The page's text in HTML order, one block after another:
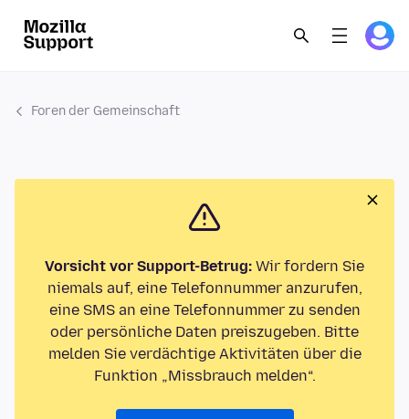
Foren der Gemeinschaft
Vorsicht vor Support-Betrug: Wir fordern Sie
niemals auf, eine Telefonnummer anzurufen,
eine SMS an eine Telefonnummer zu senden
oder persönliche Daten preiszugeben. Bitte
melden Sie verdächtige Aktivitäten über die
Funktion „Missbrauch melden“.